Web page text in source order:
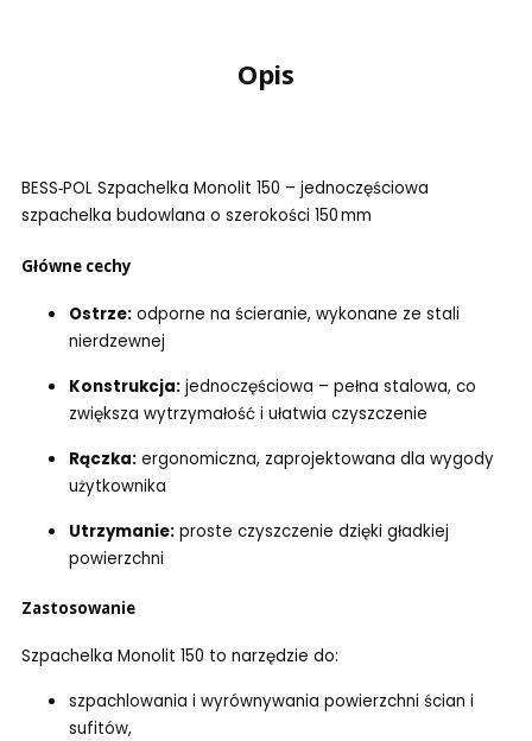
Opis
BESS‑POL Szpachelka Monolit 150 – jednoczęściowa
szpachelka budowlana o szerokości 150 mm
Główne cechy
Ostrze: odporne na ścieranie, wykonane ze stali
nierdzewnej
Konstrukcja: jednoczęściowa – pełna stalowa, co
zwiększa wytrzymałość i ułatwia czyszczenie
Rączka: ergonomiczna, zaprojektowana dla wygody
użytkownika
Utrzymanie: proste czyszczenie dzięki gładkiej
powierzchni
Zastosowanie
Szpachelka Monolit 150 to narzędzie do:
szpachlowania i wyrównywania powierzchni ścian i
sufitów,